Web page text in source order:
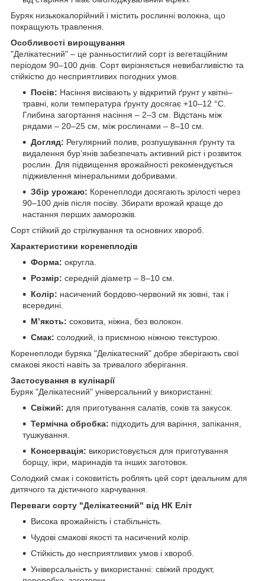
Буряк низькокалорійний і містить рослинні волокна, що
покращують травлення.
Особливості вирощування
"Делікатесний" – це ранньостиглий сорт із вегетаційним
періодом 90–100 днів. Сорт вирізняється невибагливістю та
стійкістю до несприятливих погодних умов.
Посів: Насіння висівають у відкритий ґрунт у квітні–
травні, коли температура ґрунту досягає +10–12 °C.
Глибина загортання насіння – 2–3 см. Відстань між
рядами – 20–25 см, між рослинами – 8–10 см.
Догляд: Регулярний полив, розпушування ґрунту та
видалення бур’янів забезпечать активний ріст і розвиток
рослин. Для підвищення врожайності рекомендується
підживлення мінеральними добривами.
Збір урожаю: Коренеплоди досягають зрілості через
90–100 днів після посіву. Збирати врожай краще до
настання перших заморозків.
Сорт стійкий до стрілкування та основних хвороб.
Характеристики коренеплодів
Форма: округла.
Розмір: середній діаметр – 8–10 см.
Колір: насичений бордово-червоний як зовні, так і
всередині.
М’якоть: соковита, ніжна, без волокон.
Смак: солодкий, із приємною ніжною текстурою.
Коренеплоди буряка "Делікатесний" добре зберігають свої
смакові якості навіть за тривалого зберігання.
Застосування в кулінарії
Буряк "Делікатесний" універсальний у використанні:
Свіжий: для приготування салатів, соків та закусок.
Термічна обробка: підходить для варіння, запікання,
тушкування.
Консервація: використовується для приготування
борщу, ікри, маринадів та інших заготовок.
Солодкий смак і соковитість роблять цей сорт ідеальним для
дитячого та дієтичного харчування.
Переваги сорту "Делікатесний" від НК Еліт
Висока врожайність і стабільність.
Чудові смакові якості та насичений колір.
Стійкість до несприятливих умов і хвороб.
Універсальність у використанні: свіжий продукт,